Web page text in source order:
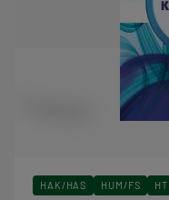
HAK/HAS HUM/FS